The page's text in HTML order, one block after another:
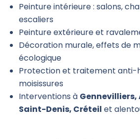
Peinture intérieure : salons,
escaliers
Peinture extérieure et
Décoration murale, effets de
écologique
Protection et traitement anti-
moisissures
Interventions à Gennevilliers,
Saint-Denis, Créteil et